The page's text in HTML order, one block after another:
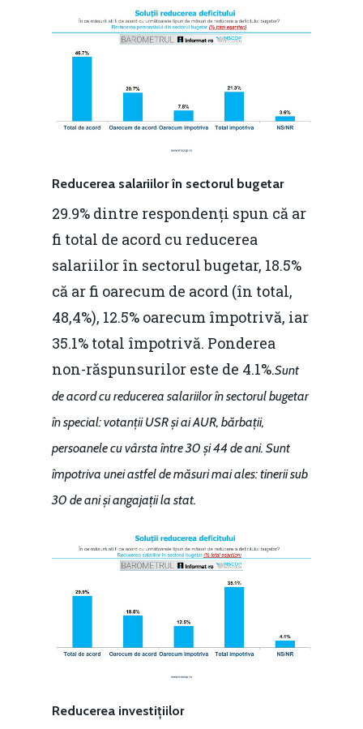
Reducerea salariilor în sectorul bugetar
29.9% dintre respondenți spun că ar
fi total de acord cu reducerea
salariilor în sectorul bugetar, 18.5%
că ar fi oarecum de acord (în total,
48,4%), 12.5% oarecum împotrivă, iar
35.1% total împotrivă. Ponderea
non-răspunsurilor este de 4.1%.Sunt
de acord cu reducerea salariilor în sectorul bugetar
în special: votanții USR și ai AUR, bărbații,
persoanele cu vârsta între 30 și 44 de ani. Sunt
împotriva unei astfel de măsuri mai ales: tinerii sub
30 de ani și angajații la stat.
Reducerea investițiilor
Evenimente
Foto
Modelul economic
România – orizont
concurenţă.
Soluții de
IMM
Rolul băncilor în
IMM
Fiscalitate pentru o
Durabilă
Martie 2016
Mai 2015
Martie 2015
Agribusiness
Construcții și
pentru o Românie
Video
Marea Neagră în Noua
Politici Europene în
Economie
Video Forum Marea
Piața gazelor naturale:
predictibilitate,
concurență.
EM360 Talk
Burse pentru
Contact
Daniel Apostol
Email: